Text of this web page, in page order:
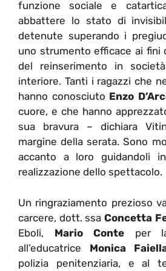
funzione sociale e
abbattere lo stato di
detenute superando i
uno strumento efficace ai fini
del reinserimento in
interiore. Tanti i ragazzi che
hanno conosciuto Enzo
cuore, e che hanno
sua bravura – dichiara
margine della serata. Sono
accanto a loro guidandoli
realizzazione dello spettacolo.
Un ringraziamento prezioso
carcere, dott. ssaConcetta
Eboli, Mario Conte per la
all’educatrice Monica
polizia penitenziaria, e al